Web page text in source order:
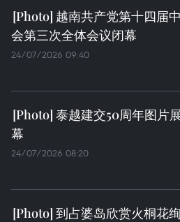
越南共产党第十四届
会第三次全体会议闭幕
24/07/2026 09:40
泰越建交50周年图片
幕
24/07/2026 08:20
到占婆岛欣赏火桐花